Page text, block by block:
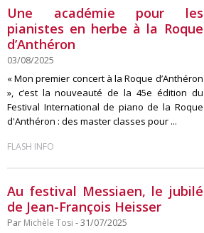
Une académie pour les
pianistes en herbe à la Roque
d’Anthéron
03/08/2025
« Mon premier concert à la Roque d’Anthéron
», c’est la nouveauté de la 45e édition du
Festival International de piano de la Roque
d'Anthéron : des master classes pour ...
FLASH INFO
Au festival Messiaen, le jubilé
de Jean-François Heisser
Par Michèle Tosi - 31/07/2025